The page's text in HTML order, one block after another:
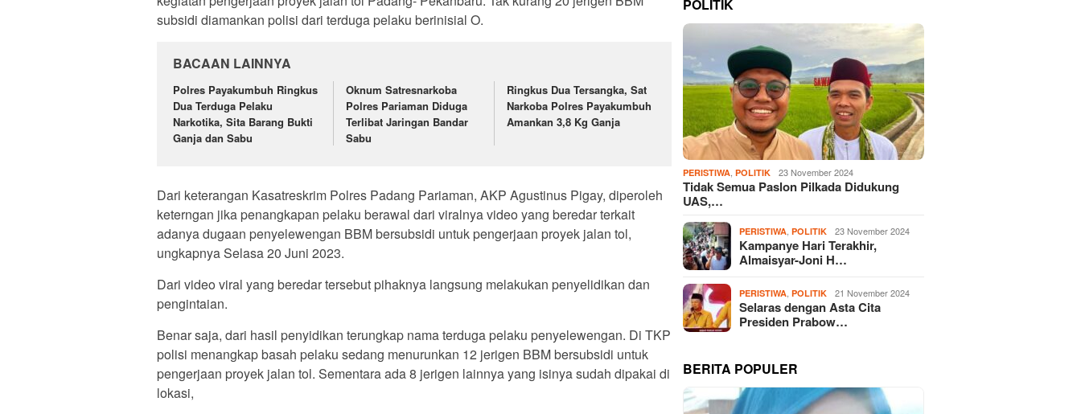
subsidi diamankan polisi dari terduga pelaku berinisial O.
BACAAN LAINNYA
Polres Payakumbuh Ringkus
Dua Terduga Pelaku
Narkotika, Sita Barang Bukti
Ganja dan Sabu
Oknum Satresnarkoba
Polres Pariaman Diduga
Terlibat Jaringan Bandar
Sabu
Ringkus Dua Tersangka, Sat
Narkoba Polres Payakumbuh
Amankan 3,8 Kg Ganja
Dari keterangan Kasatreskrim Polres Padang Pariaman, AKP Agustinus Pigay, diperoleh
keterngan jika penangkapan pelaku berawal dari viralnya video yang beredar terkait
adanya dugaan penyelewengan BBM bersubsidi untuk pengerjaan proyek jalan tol,
ungkapnya Selasa 20 Juni 2023.
Dari video viral yang beredar tersebut pihaknya langsung melakukan penyelidikan dan
pengintaian.
Benar saja, dari hasil penyidikan terungkap nama terduga pelaku penyelewengan. Di TKP
polisi menangkap basah pelaku sedang menurunkan 12 jerigen BBM bersubsidi untuk
pengerjaan proyek jalan tol. Sementara ada 8 jerigen lainnya yang isinya sudah dipakai di
lokasi,
POLITIK
PERISTIWA ,POLITIK 23 November 2024
Tidak Semua Paslon Pilkada Didukung
UAS,…
PERISTIWA ,POLITIK 23 November 2024
Kampanye Hari Terakhir,
Almaisyar-Joni H…
PERISTIWA ,POLITIK 21 November 2024
Selaras dengan Asta Cita
Presiden Prabow…
BERITA POPULER